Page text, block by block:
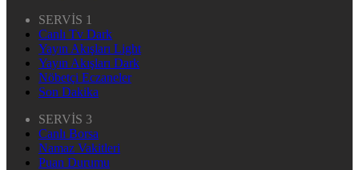
SERVİS 1
Canlı Tv Dark
Yayın Akışları Light
Yayın Akışları Dark
Nöbetçi Eczaneler
Son Dakika
SERVİS 3
Canlı Borsa
Namaz Vakitleri
Puan Durumu